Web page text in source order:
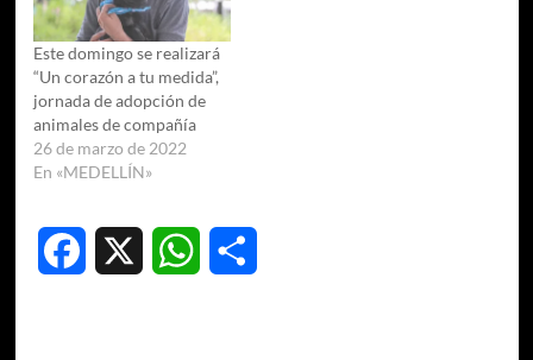
Este domingo se realizará
“Un corazón a tu medida”,
jornada de adopción de
animales de compañía
26 de marzo de 2022
En «MEDELLÍN»
Facebook WhatsApp